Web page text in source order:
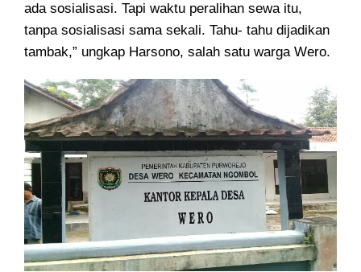
ada sosialisasi. Tapi waktu peralihan sewa itu,
tanpa sosialisasi sama sekali. Tahu- tahu dijadikan
tambak,” ungkap Harsono, salah satu warga Wero.